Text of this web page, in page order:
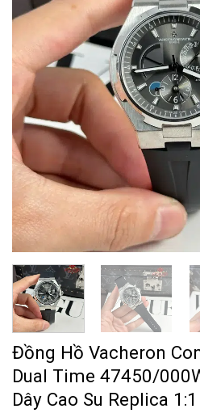
Đồng Hồ Vacheron
Dual Time 47450/
Dây Cao Su Replica